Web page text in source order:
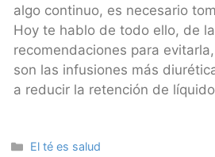
algo continuo, es necesario
Hoy te hablo de todo ello, de
recomendaciones para
son las infusiones más
a reducir la retención de
Categories
El té es salud